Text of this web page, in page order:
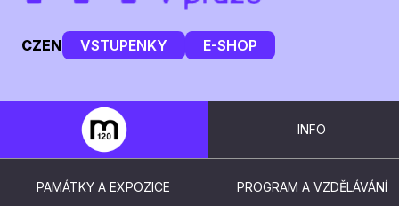
CZEN VSTUPENKY E-SHOP
INFO
PAMÁTKY A EXPOZICE PROGRAM A VZDĚLÁVÁNÍ